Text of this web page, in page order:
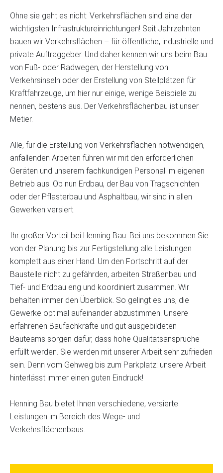
Ohne sie geht es nicht: Verkehrsflächen sind eine der
wichtigsten Infrastruktureinrichtungen! Seit Jahrzehnten
bauen wir Verkehrsflächen – für öffentliche, industrielle und
private Auftraggeber. Und daher kennen wir uns beim Bau
von Fuß- oder Radwegen, der Herstellung von
Verkehrsinseln oder der Erstellung von Stellplätzen für
Kraftfahrzeuge, um hier nur einige, wenige Beispiele zu
nennen, bestens aus. Der Verkehrsflächenbau ist unser
Metier.
Alle, für die Erstellung von Verkehrsflächen notwendigen,
anfallenden Arbeiten führen wir mit den erforderlichen
Geräten und unserem fachkundigen Personal im eigenen
Betrieb aus. Ob nun Erdbau, der Bau von Tragschichten
oder der Pflasterbau und Asphaltbau, wir sind in allen
Gewerken versiert.
Ihr großer Vorteil bei Henning Bau: Bei uns bekommen Sie
von der Planung bis zur Fertigstellung alle Leistungen
komplett aus einer Hand. Um den Fortschritt auf der
Baustelle nicht zu gefährden, arbeiten Straßenbau und
Tief- und Erdbau eng und koordiniert zusammen. Wir
behalten immer den Überblick. So gelingt es uns, die
Gewerke optimal aufeinander abzustimmen. Unsere
erfahrenen Baufachkräfte und gut ausgebildeten
Bauteams sorgen dafür, dass hohe Qualitätsansprüche
erfüllt werden. Sie werden mit unserer Arbeit sehr zufrieden
sein. Denn vom Gehweg bis zum Parkplatz: unsere Arbeit
hinterlässt immer einen guten Eindruck!
Henning Bau bietet Ihnen verschiedene, versierte
Leistungen im Bereich des Wege- und
Verkehrsflächenbaus.